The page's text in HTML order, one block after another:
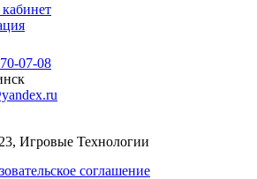
07-08
Игровые Технологии
соглашение